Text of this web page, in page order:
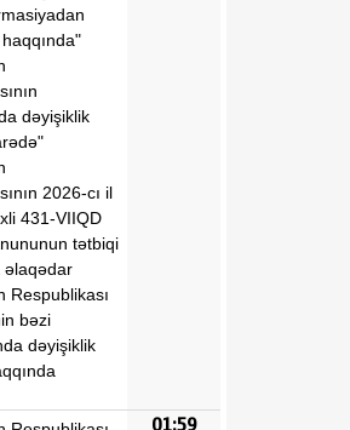
dəyişiklik
2026-cı il
431-VIIQD
tətbiqi
əlaqədar
Respublikası
bəzi
dəyişiklik
01:59